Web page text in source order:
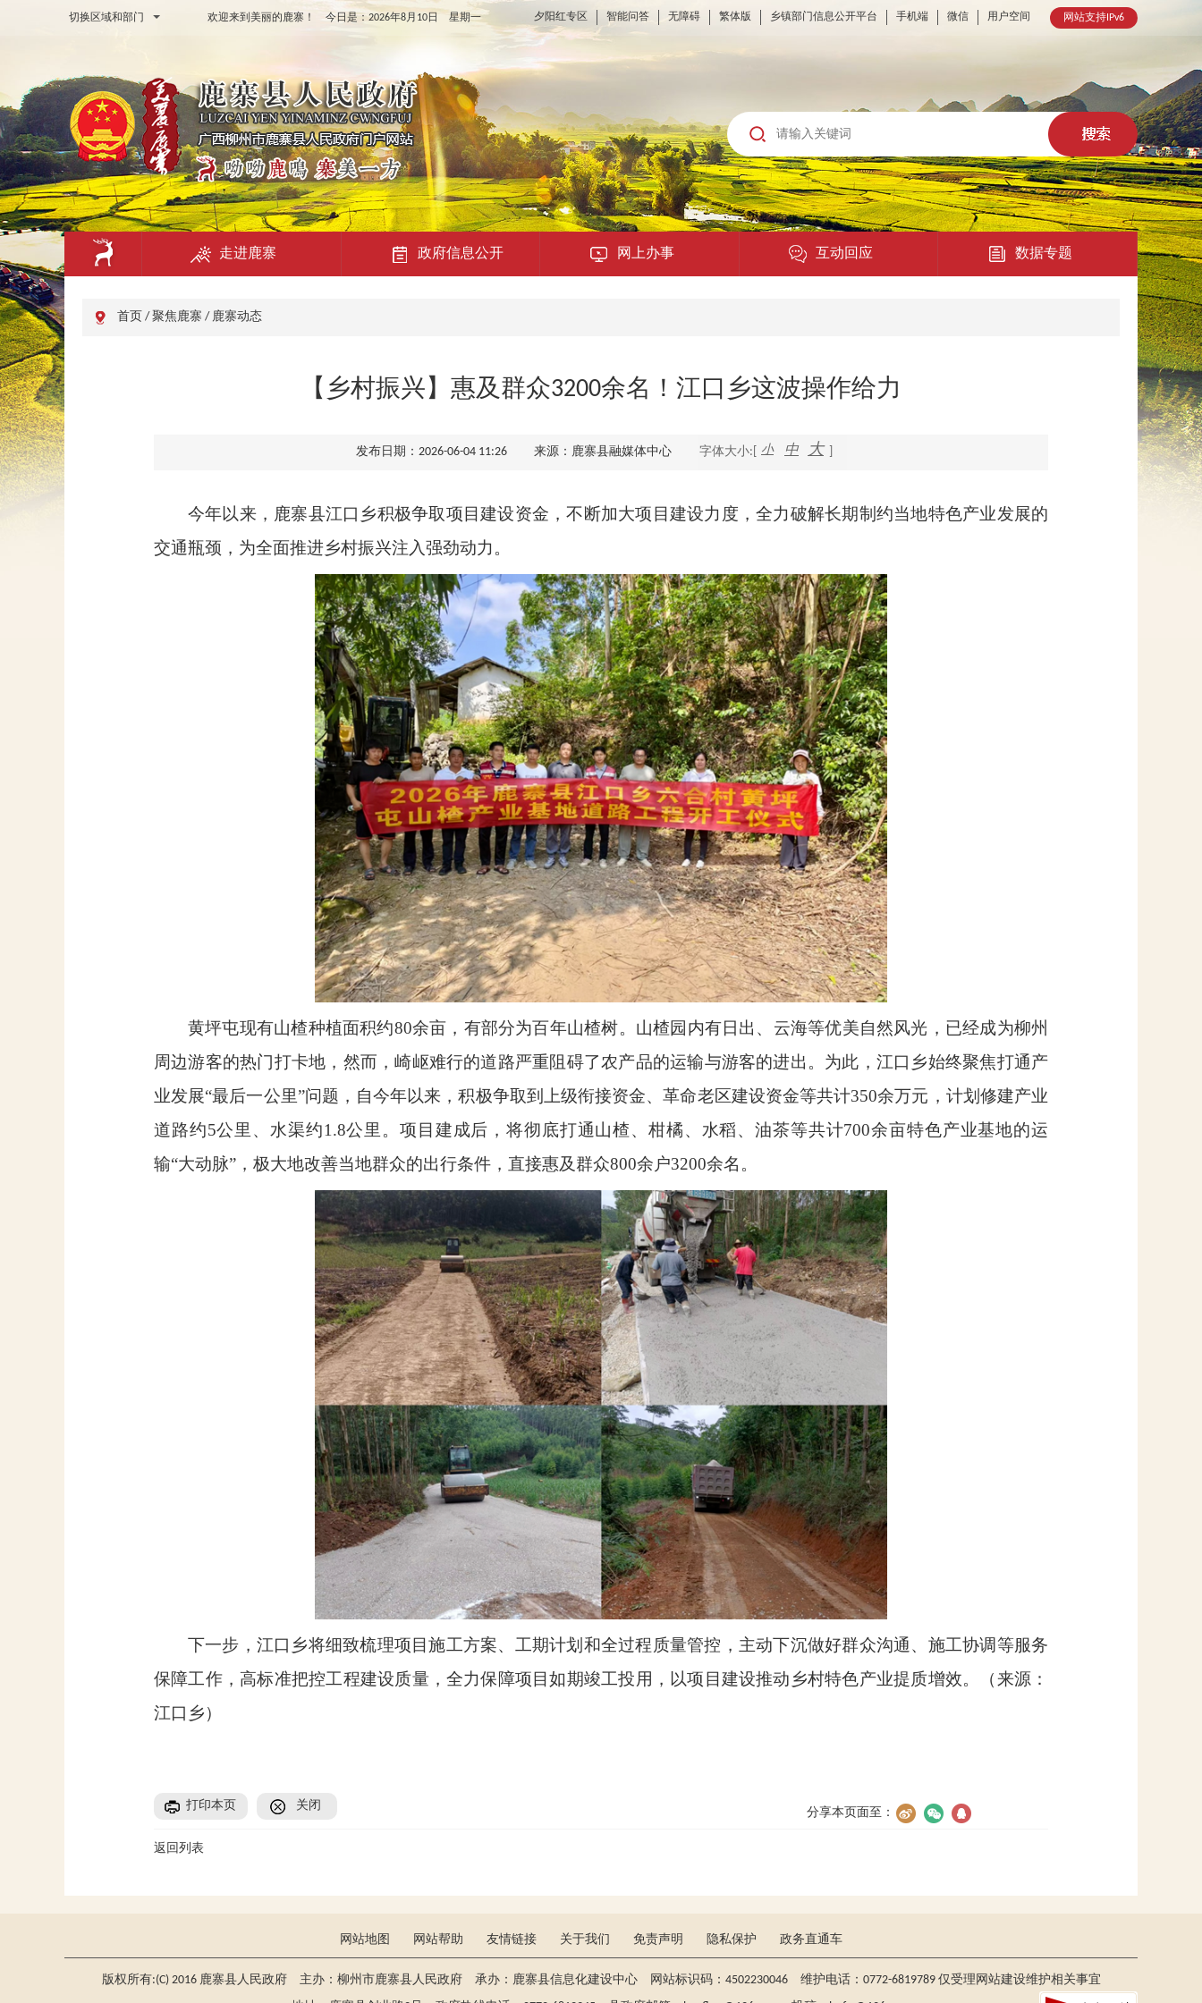
切换区域和部门 网站支持IPv6
夕阳红专区 智能问答 无障碍 繁体版 乡镇部门信息公开平台 手机端 微信 用户空间
欢迎来到美丽的鹿寨！ 今日是： 2026年8月10日 星期一
走进鹿寨 政府信息公开 网上办事
便民提示
利企查询
互动回应
在线访谈
数据专题
首页 / 聚焦鹿寨 / 鹿寨动态
【乡村振兴】惠及群众3200余名！江口乡这波操作给力
发布日期：2026-06-04 11:26 来源：鹿寨县融媒体中心 字体大小:[ 小 中 大
今年以来，鹿寨县江口乡积极争取项目建设资金，不断加大项目建设力度，全力破解长期制约当地特色产业发展的
交通瓶颈，为全面推进乡村振兴注入强劲动力。
黄坪屯现有山楂种植面积约80余亩，有部分为百年山楂树。山楂园内有日出、云海等优美自然风光，已经成为柳州
周边游客的热门打卡地，然而，崎岖难行的道路严重阻碍了农产品的运输与游客的进出。为此，江口乡始终聚焦打通产
业发展“最后一公里”问题，自今年以来，积极争取到上级衔接资金、革命老区建设资金等共计350余万元，计划修建产业
道路约5公里、水渠约1.8公里。项目建成后，将彻底打通山楂、柑橘、水稻、油茶等共计700余亩特色产业基地的运
输“大动脉”，极大地改善当地群众的出行条件，直接惠及群众800余户3200余名。
下一步，江口乡将细致梳理项目施工方案、工期计划和全过程质量管控，主动下沉做好群众沟通、施工协调等服务
保障工作，高标准把控工程建设质量，全力保障项目如期竣工投用，以项目建设推动乡村特色产业提质增效。（来源：
江口乡）
打印本页 关闭
分享本页面至：
返回列表
网站地图 网站帮助 友情链接 关于我们 免责声明 隐私保护 政务直通车
版权所有:(C) 2016 鹿寨县人民政府 主办：柳州市鹿寨县人民政府 承办：鹿寨县信息化建设中心 网站标识码：4502230046 维护电话：0772-6819789 仅受理网站建设维护相关事宜